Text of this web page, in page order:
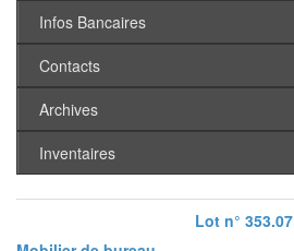
Infos Bancaires
Contacts
Archives
Inventaires
Lot n° 353.07